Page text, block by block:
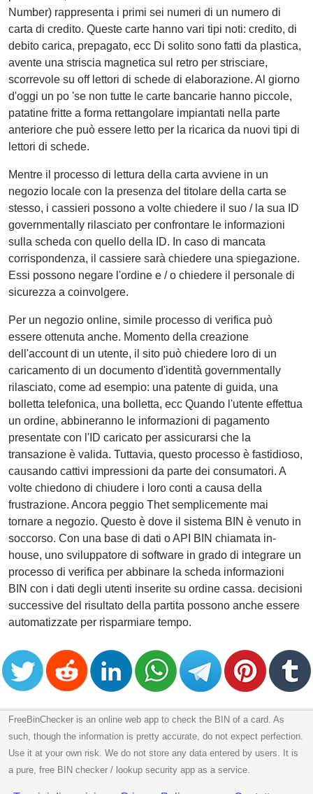
Number) rappresenta i primi sei numeri di un numero di
carta di credito. Queste carte hanno vari tipi noti: credito, di
debito carica, prepagato, ecc Di solito sono fatti da plastica,
avente una striscia magnetica sul retro per strisciare,
scorrevole su off lettori di schede di elaborazione. Al giorno
d'oggi un po 'se non tutte le carte bancarie hanno piccole,
patatine fritte a forma rettangolare impiantati nella parte
anteriore che può essere letto per la ricarica da nuovi tipi di
lettori di schede.
Mentre il processo di lettura della carta avviene in un
negozio locale con la presenza del titolare della carta se
stesso, i cassieri possono a volte chiedere il suo / la sua ID
governmentally rilasciato per confrontare le informazioni
sulla scheda con quello della ID. In caso di mancata
corrispondenza, il cassiere sarà chiedere una spiegazione.
Essi possono negare l'ordine e / o chiedere il personale di
sicurezza a coinvolgere.
Per un negozio online, simile processo di verifica può
essere ottenuta anche. Momento della creazione
dell'account di un utente, il sito può chiedere loro di un
caricamento di un documento d'identità governmentally
rilasciato, come ad esempio: una patente di guida, una
bolletta telefonica, una bolletta, ecc Quando l'utente effettua
un ordine, abbineranno le informazioni di pagamento
presentate con l'ID caricato per assicurarsi che la
transazione è valida. Tuttavia, questo processo è fastidioso,
causando cattivi impressioni da parte dei consumatori. A
volte chiedono di chiudere i loro conti a causa della
frustrazione. Ancora peggio Thet semplicemente mai
tornare a negozio. Questo è dove il sistema BIN è venuto in
soccorso. Con una base di dati o API BIN chiamata in-
house, uno sviluppatore di software in grado di integrare un
processo di verifica per abbinare la scheda informazioni
BIN con i dati degli utenti inserite su ordine cassa. decisioni
successive del risultato della partita possono anche essere
automatizzate per risparmiare tempo.
FreeBinChecker is an online web app to check the BIN of a card. As
such, though the information is pretty accurate, do not expect perfection.
Use it at your own risk. We do not store any data entered by users. It is
a pure, free BIN checker / lookup security app as a service.